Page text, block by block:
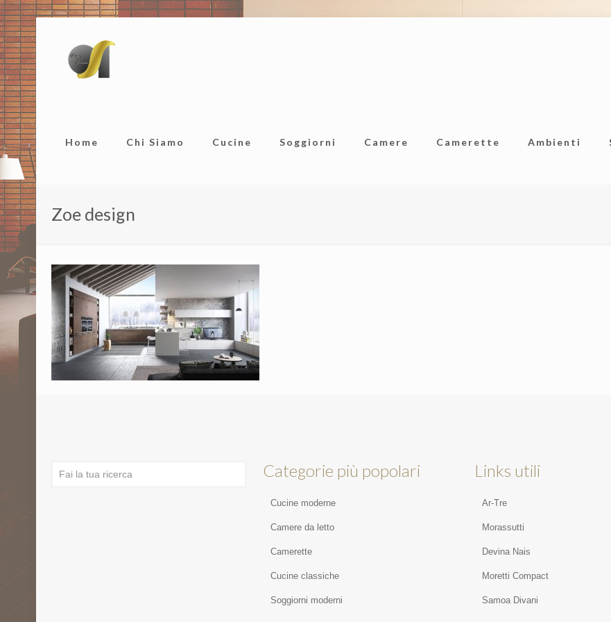
Home Chi Siamo Cucine Soggiorni Camere Camerette Ambienti
Zoe design
Categorie più popolari
Cucine moderne
Camere da letto
Camerette
Cucine classiche
Soggiorni moderni
Links utili
Ar-Tre
Morassutti
Devina Nais
Moretti Compact
Samoa Divani